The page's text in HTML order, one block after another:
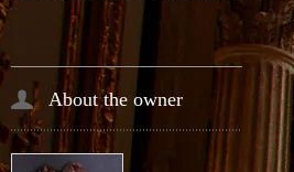
About the owner